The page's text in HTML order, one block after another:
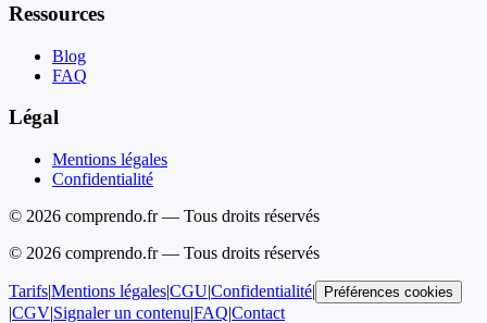
Ressources
Blog
FAQ
Légal
Mentions légales
Confidentialité
© 2026 comprendo.fr — Tous droits réservés
© 2026 comprendo.fr — Tous droits réservés
Tarifs|Mentions légales|CGU|Confidentialité| Préférences cookies
|CGV|Signaler un contenu|FAQ|Contact